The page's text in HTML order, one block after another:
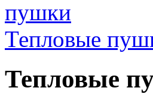
Тепловые
Тепловые